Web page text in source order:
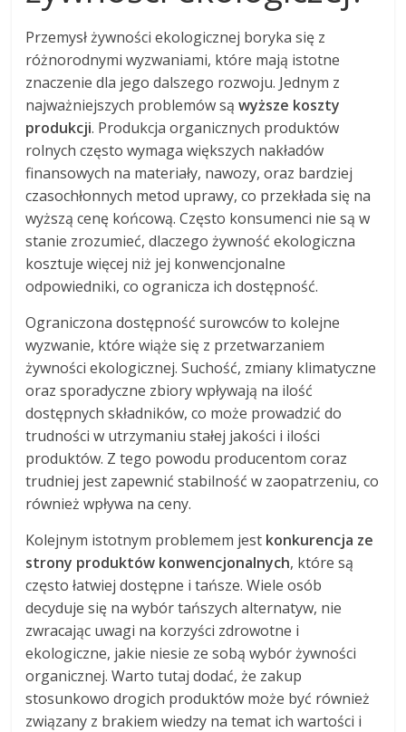
Przemysł żywności ekologicznej boryka się z
różnorodnymi wyzwaniami, które mają istotne
znaczenie dla jego dalszego rozwoju. Jednym z
najważniejszych problemów sąwyższe koszty
produkcji. Produkcja organicznych produktów
rolnych często wymaga większych nakładów
finansowych na materiały, nawozy, oraz bardziej
czasochłonnych metod uprawy, co przekłada się na
wyższą cenę końcową. Często konsumenci nie są w
stanie zrozumieć, dlaczego żywność ekologiczna
kosztuje więcej niż jej konwencjonalne
odpowiedniki, co ogranicza ich dostępność.
Ograniczona dostępność surowców to kolejne
wyzwanie, które wiąże się z przetwarzaniem
żywności ekologicznej. Suchość, zmiany klimatyczne
oraz sporadyczne zbiory wpływają na ilość
dostępnych składników, co może prowadzić do
trudności w utrzymaniu stałej jakości i ilości
produktów. Z tego powodu producentom coraz
trudniej jest zapewnić stabilność w zaopatrzeniu, co
również wpływa na ceny.
Kolejnym istotnym problemem jest konkurencja ze
strony produktów konwencjonalnych, które są
często łatwiej dostępne i tańsze. Wiele osób
decyduje się na wybór tańszych alternatyw, nie
zwracając uwagi na korzyści zdrowotne i
ekologiczne, jakie niesie ze sobą wybór żywności
organicznej. Warto tutaj dodać, że zakup
stosunkowo drogich produktów może być również
związany z brakiem wiedzy na temat ich wartości i